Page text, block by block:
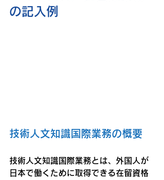
の記入例
技術人文知識国際業務の概要
技術人文知識国際業務とは、外国人が
日本で働くために取得できる在留資格